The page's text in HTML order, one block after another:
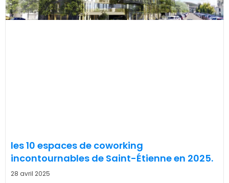
les 10 espaces de coworking
incontournables de Saint-Étienne en 2025.
28 avril 2025